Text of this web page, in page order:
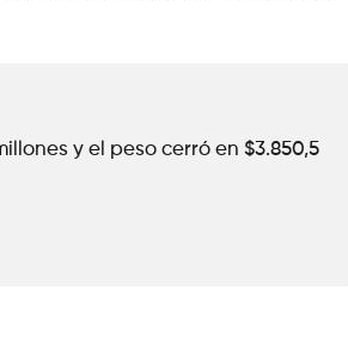
y el peso cerró en $3.850,5